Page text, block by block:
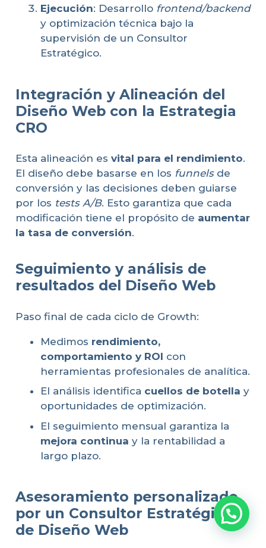
Ejecución: Desarrollo frontend/backend
y optimización técnica bajo la
supervisión de un Consultor
Estratégico.
Integración y Alineación del
Diseño Web con la Estrategia
CRO
Esta alineación es vital para el rendimiento.
El diseño debe basarse en los funnelsde
conversión y las decisiones deben guiarse
por los tests A/B. Esto garantiza que cada
modificación tiene el propósito de aumentar
la tasa de conversión.
Seguimiento y análisis de
resultados del Diseño Web
Paso final de cada ciclo de Growth:
Medimos rendimiento,
comportamiento y ROI con
herramientas profesionales de analítica.
El análisis identifica cuellos de botella y
oportunidades de optimización.
El seguimiento mensual garantiza la
mejora continua y la rentabilidad a
largo plazo.
Asesoramiento personalizado
por un Consultor Estratégico
de Diseño Web